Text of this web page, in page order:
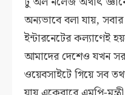
অন্যভাবে বলা যায়,
ইন্টারনেটের কল্যাণেই
আমাদের দেশেও যখন
ওয়েবসাইটে গিয়ে সব